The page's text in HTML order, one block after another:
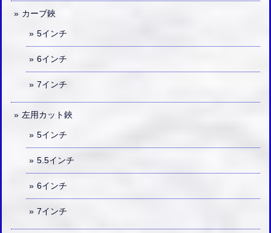
カーブ鋏
5インチ
6インチ
7インチ
左用カット鋏
5インチ
5.5インチ
6インチ
7インチ